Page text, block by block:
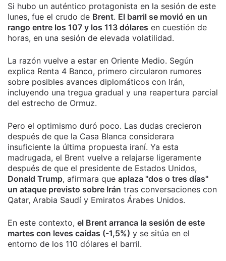
Si hubo un auténtico protagonista en la sesión de este
lunes, fue el crudo de Brent. El barril se movió en un
rango entre los 107 y los 113 dólares en cuestión de
horas, en una sesión de elevada volatilidad.
La razón vuelve a estar en Oriente Medio. Según
explica Renta 4 Banco, primero circularon rumores
sobre posibles avances diplomáticos con Irán,
incluyendo una tregua gradual y una reapertura parcial
del estrecho de Ormuz.
Pero el optimismo duró poco. Las dudas crecieron
después de que la Casa Blanca considerara
insuficiente la última propuesta iraní. Ya esta
madrugada, el Brent vuelve a relajarse ligeramente
después de que el presidente de Estados Unidos,
Donald Trump, afirmara que aplaza "dos o tres días"
un ataque previsto sobre Irán tras conversaciones con
Qatar, Arabia Saudí y Emiratos Árabes Unidos.
En este contexto, el Brent arranca la sesión de este
martes con leves caídas (-1,5%) y se sitúa en el
entorno de los 110 dólares el barril.